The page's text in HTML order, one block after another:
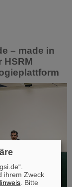
– made in
HSRM
ihrem Zweck
. Bitte